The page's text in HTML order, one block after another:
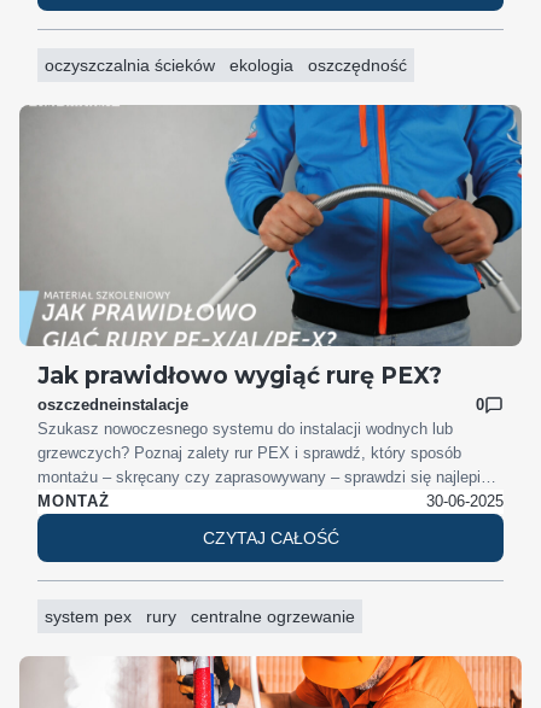
oczyszczalnia ścieków ekologia oszczędność
MONTAŻ 30-06-2025
Jak prawidłowo wygiąć rurę PEX?
Szukasz nowoczesnego systemu do instalacji wodnych lub
grzewczych? Poznaj zalety rur PEX i sprawdź, który sposób
montażu – skręcany czy zaprasowywany – sprawdzi się najlepiej
w Twoim domu. Dowiedz się też, jak bezpiecznie giąć rury i jakie
średnice dobrać do różnych typów instalacji.
CZYTAJ CAŁOŚĆ
oszczedneinstalacje 0
system pex rury centralne ogrzewanie